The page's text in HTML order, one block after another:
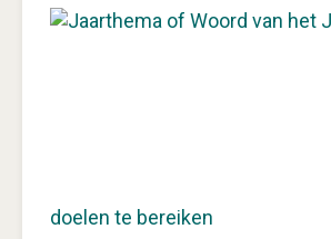
doelen te bereiken